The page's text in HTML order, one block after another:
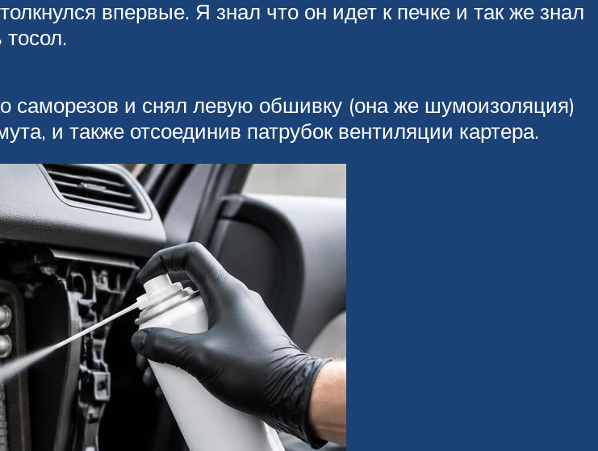
впервые. Я знал что он идет к печке и так же знал
саморезов и снял левую обшивку (она же шумоизоляция)
и также отсоединив патрубок вентиляции картера.